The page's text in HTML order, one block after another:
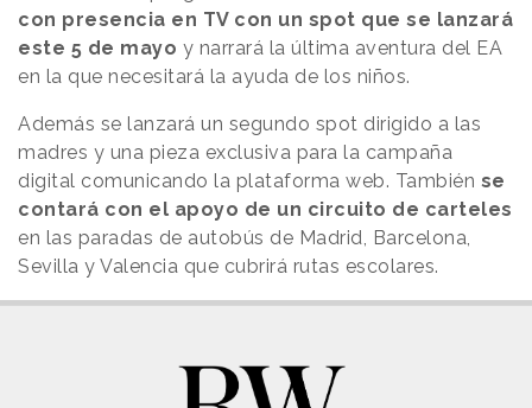
con presencia en TV con un spot que se lanzará
este 5 de mayo y narrará la última aventura del EA
en la que necesitará la ayuda de los niños.
Además se lanzará un segundo spot dirigido a las
madres y una pieza exclusiva para la campaña
digital comunicando la plataforma web. También se
contará con el apoyo de un circuito de carteles
en las paradas de autobús de Madrid, Barcelona,
Sevilla y Valencia que cubrirá rutas escolares.